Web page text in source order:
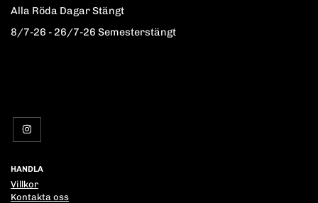
Alla Röda Dagar Stängt
8/7-26 - 26/7-26 Semesterstängt
HANDLA
Villkor
Kontakta oss